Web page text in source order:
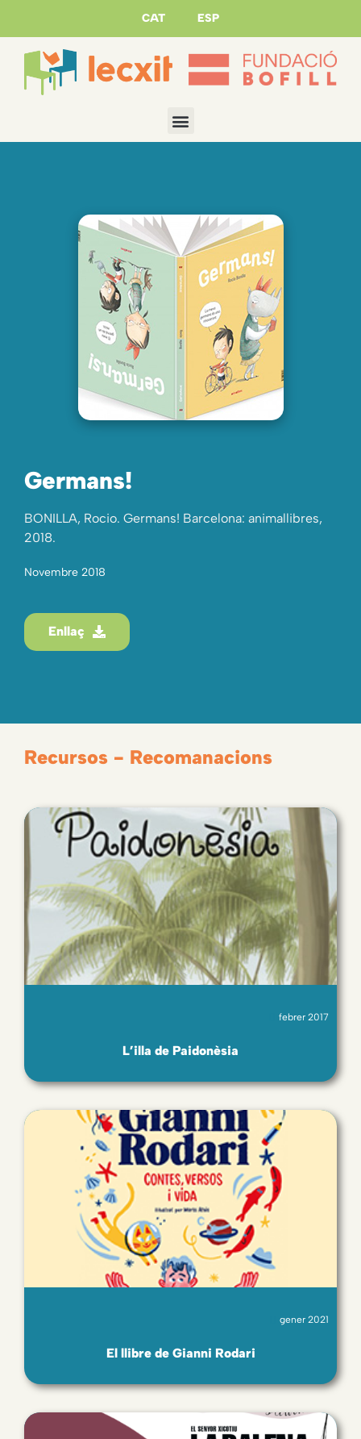
CAT ESP
Germans!
BONILLA, Rocio. Germans! Barcelona: animallibres,
2018.
Novembre 2018
Enllaç
Recursos - Recomanacions
febrer 2017
L’illa de Paidonèsia
gener 2021
El llibre de Gianni Rodari